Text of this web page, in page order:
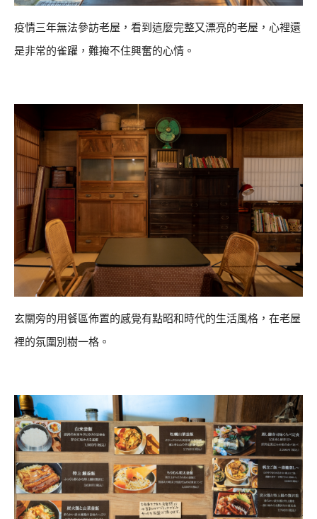
疫情三年無法參訪老屋，看到這麼完整又漂亮的老屋，心裡還
是非常的雀躍，難掩不住興奮的心情。
玄關旁的用餐區佈置的感覺有點昭和時代的生活風格，在老屋
裡的氛圍別樹一格。